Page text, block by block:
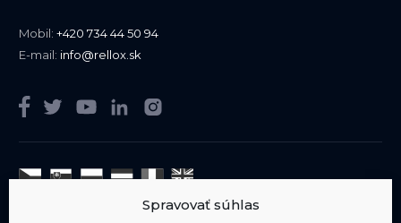
Spravovať súhlas
Mobil: +420 734 44 50 94
E-mail: info@rellox.sk